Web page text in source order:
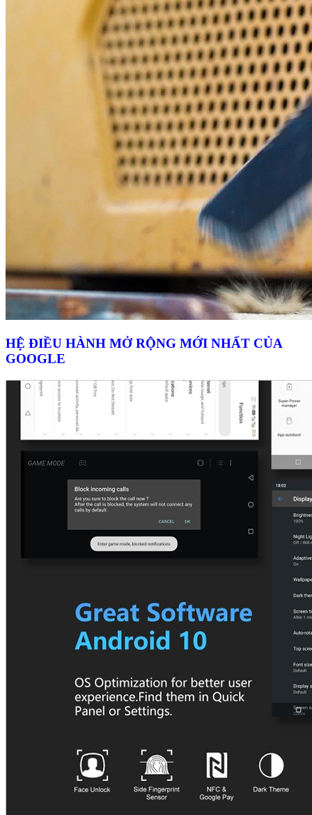
HỆ ĐIỀU HÀNH MỞ RỘNG MỚI NHẤT CỦA
GOOGLE